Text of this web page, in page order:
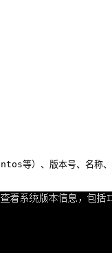
等）、版本号、名称